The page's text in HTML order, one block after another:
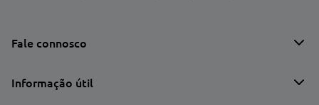
Fale connosco
Informação útil